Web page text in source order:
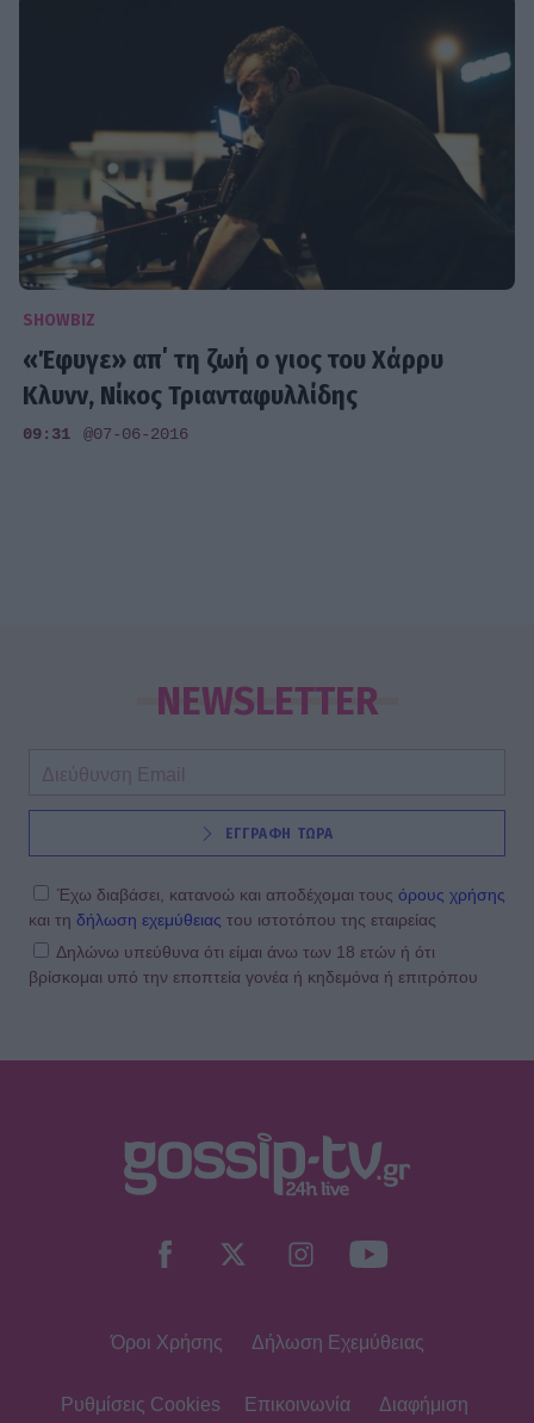
SHOWBIZ
«Έφυγε» απ΄ τη ζωή ο γιος του Χάρρυ
Κλυνν, Νίκος Τριανταφυλλίδης
09:31 @07-06-2016
NEWSLETTER
ΕΓΓΡΑΦΗ ΤΩΡΑ
Έχω διαβάσει, κατανοώ και αποδέχομαι τους όρους χρήσης
και τη δήλωση εχεμύθειας του ιστοτόπου της εταιρείας
Δηλώνω υπεύθυνα ότι είμαι άνω των 18 ετών ή ότι
βρίσκομαι υπό την εποπτεία γονέα ή κηδεμόνα ή επιτρόπου
Όροι Χρήσης Δήλωση Εχεμύθειας
Ρυθμίσεις Cookies Επικοινωνία Διαφήμιση